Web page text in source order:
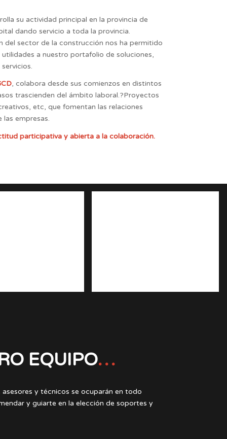
su actividad principal en la provincia de
dando servicio a toda la provincia.
del sector de la construcción nos ha permitido
a nuestro portafolio de soluciones,
, colabora desde sus comienzos en distintos
trascienden del ámbito laboral.?Proyectos
etc, que fomentan las relaciones
las empresas.
participativa y abierta a la colaboración.
EQUIPO…
y técnicos se ocuparán en todo
y guiarte en la elección de soportes y